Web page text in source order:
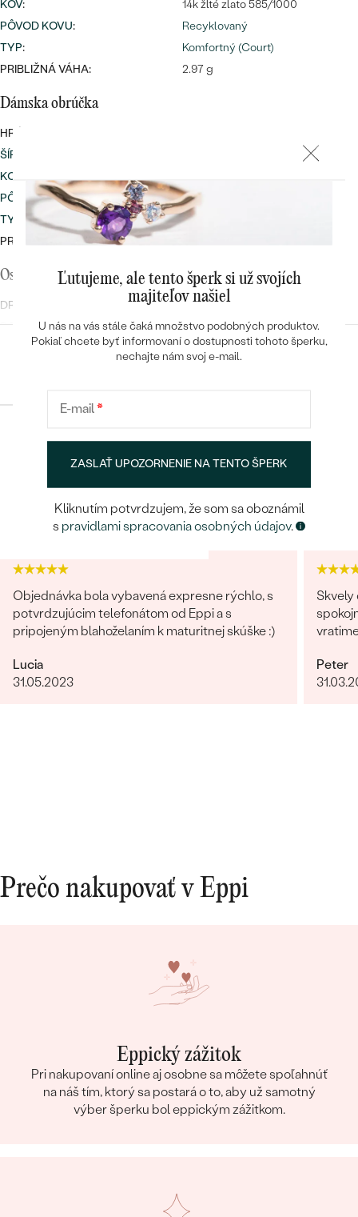
KOV:
14k žlté zlato 585/1000
PÔVOD KOVU:
Recyklovaný
TYP:
Komfortný (Court)
PRIBLIŽNÁ VÁHA:
2.97 g
Dámska obrúčka
HRÚBKA:
ŠÍRKA
KOV
PÔVOD KOVU:
Recyklovaný
TYP
Komfortný (Court)
PRIBLIŽNÁ VÁHA:
Osadený drahokam
DRUH:
Diamant
POČET:
5
KARÁTOVÁ VÁHA:
0.037 ct
:
Veľmi dobrý
Konfigurácia
POKRAČOVAT
ULOŽIŤ
Heuréka recenzie
4.9
Google recenzie
4.9
Objednávka bola vybavená expresne rýchlo, s
potvrdzujúcim telefonátom od Eppi a s
pripojeným blahoželaním k maturitnej skúške :)
Lucia
31.05.2023
Peter
Prečo nakupovať v Eppi
Eppický zážitok
Pri nakupovaní online aj osobne sa môžete spoľahnúť
na náš tím, ktorý sa postará o to, aby už samotný
výber šperku bol eppickým zážitkom.
Ľutujeme, ale tento šperk si už svojích
majiteľov našiel
U nás na vás stále čaká množstvo podobných produktov.
Pokiaľ chcete byť informovaní o dostupnosti tohoto šperku,
nechajte nám svoj e-mail.
E-mail*
ZASLAŤ UPOZORNENIE NA TENTO ŠPERK
Kliknutím potvrdzujem, že som sa oboznámil
s pravidlami spracovania osobných údajov.